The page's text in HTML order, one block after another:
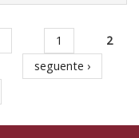
1
2
seguente ›